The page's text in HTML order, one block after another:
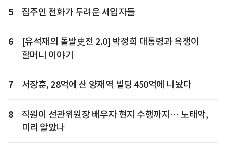
5 집주인 전화가 두려운 세입자들
6
[유석재의 돌발史전 2.0] 박정희 대통령과 욕쟁이
할머니 이야기
7 서장훈, 28억에 산 양재역 빌딩 450억에 내놨다
8
직원이 선관위원장 배우자 현지 수행까지… 노태악,
미리 알았나